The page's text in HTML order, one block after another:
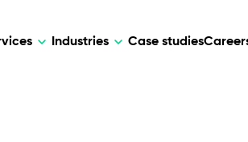
Industries Case studies